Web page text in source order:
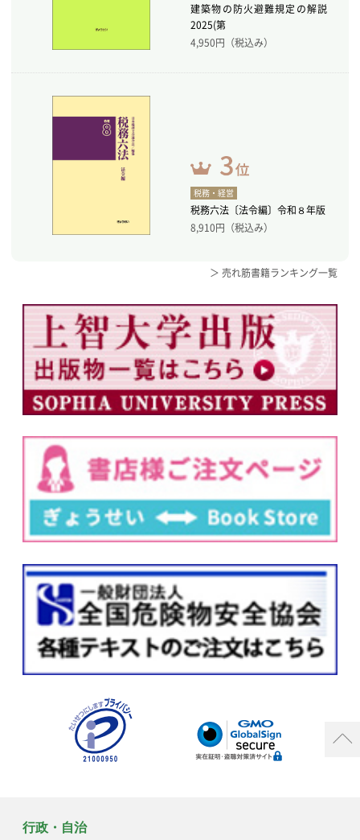
建築物の防火避難規定の解説
2025(第
4,950円（税込み）
税務・経営
税務六法〔法令編〕令和８年版
8,910円（税込み）
＞ 売れ筋書籍ランキング一覧
行政・自治